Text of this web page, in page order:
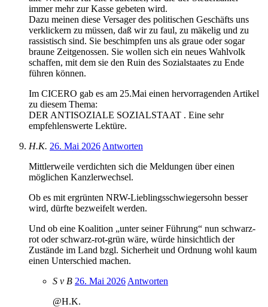
immer mehr zur Kasse gebeten wird.
Dazu meinen diese Versager des politischen Geschäfts uns
verklickern zu müssen, daß wir zu faul, zu mäkelig und zu
rassistisch sind. Sie beschimpfen uns als graue oder sogar
braune Zeitgenossen. Sie wollen sich ein neues Wahlvolk
schaffen, mit dem sie den Ruin des Sozialstaates zu Ende
führen können.
Im CICERO gab es am 25.Mai einen hervorragenden Artikel
zu diesem Thema:
DER ANTISOZIALE SOZIALSTAAT . Eine sehr
empfehlenswerte Lektüre.
H.K. 26. Mai 2026 Antworten
Mittlerweile verdichten sich die Meldungen über einen
möglichen Kanzlerwechsel.
Ob es mit ergrünten NRW-Lieblingsschwiegersohn besser
wird, dürfte bezweifelt werden.
Und ob eine Koalition „unter seiner Führung“ nun schwarz-
rot oder schwarz-rot-grün wäre, würde hinsichtlich der
Zustände im Land bzgl. Sicherheit und Ordnung wohl kaum
einen Unterschied machen.
S v B 26. Mai 2026 Antworten
@H.K.